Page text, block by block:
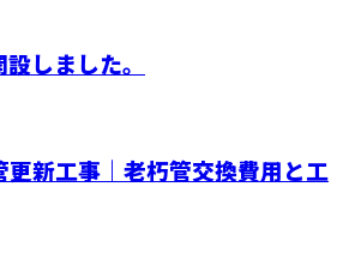
しました。
新工事｜老朽管交換費用と工